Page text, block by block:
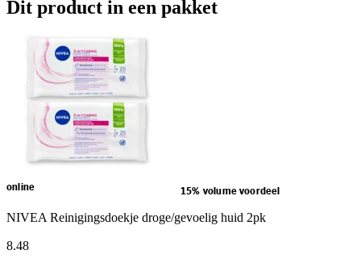
Dit product in een pakket
online 15% volume voordeel
NIVEA Reinigingsdoekje droge/gevoelig huid 2pk
8.48